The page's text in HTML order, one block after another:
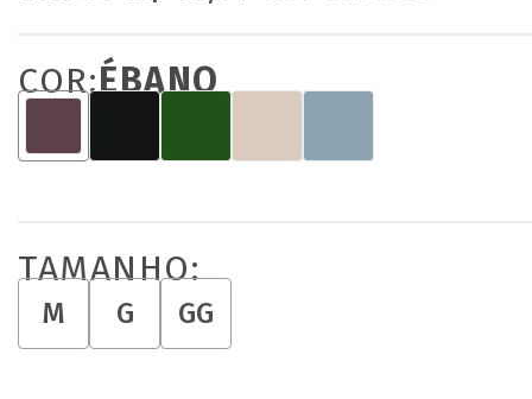
COR:ÉBANO
TAMANHO:
M G GG